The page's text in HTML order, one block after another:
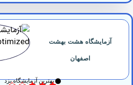
‏هشت ‏بهشت
بهترین آزمایشگاه یزد